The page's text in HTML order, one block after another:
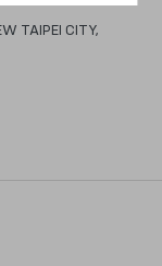
TAIPEI CITY,